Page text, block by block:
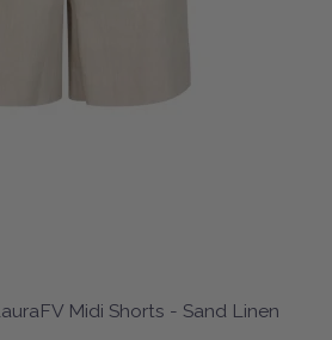
Midi Shorts - Sand Linen